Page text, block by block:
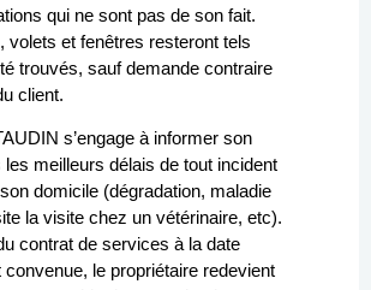
qui ne sont pas de son fait.
volets et fenêtres resteront tels
trouvés, sauf demande contraire
client.
s’engage à informer son
les meilleurs délais de tout incident
domicile (dégradation, maladie
la visite chez un vétérinaire, etc).
contrat de services à la date
convenue, le propriétaire redevient